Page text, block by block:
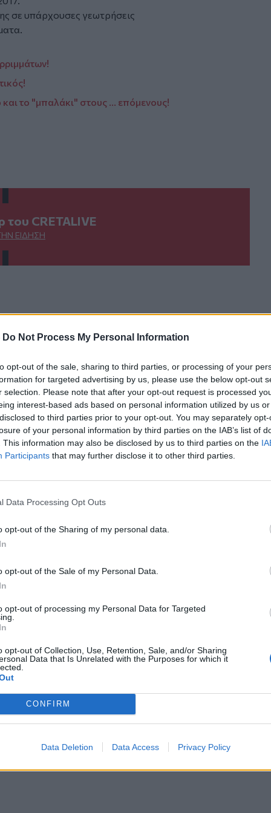
Do Not Process My Personal Information
opt-out of the sale, sharing to third parties, or processing of your
for targeted advertising by us, please use the below opt-out
selection. Please note that after your opt-out request is processed
interest-based ads based on personal information utilized by us
to third parties prior to your opt-out. You may separately
of your personal information by third parties on the IAB’s list of
This information may also be disclosed by us to third parties on the
Participants that may further disclose it to other third parties.
Data Processing Opt Outs
opt-out of the Sharing of my personal data.
opt-out of the Sale of my Personal Data.
opt-out of processing my Personal Data for Targeted
opt-out of Collection, Use, Retention, Sale, and/or Sharing
Data that Is Unrelated with the Purposes for which it
CONFIRM
Data Deletion Data Access Privacy Policy
σε υπάρχουσες γεωτρήσεις
το "μπαλάκι" στους ... επόμενους!
του CRETALIVE
ΕΊΔΗΣΗ
Θοδωρή Κατσωνόπουλου
για τον θάνατο του Θοδωρή Κατσωνόπουλου
Λασίθι: Μεγάλη φωτιά στο Καρύδι Σητείας - Μήνυμα από
Λασίθι: Μεγάλη φωτιά στο Καρύδι
Λασίθι: Μεγάλη φωτιά στο
112
μην επηρεάσει τη λειτουργία του νοσοκομείου
κυκλικός κόμβος να μην επηρεάσει τη λειτουργία του
Καιρός: Ζέστη και την Πέμπτη στην Κρήτη, έως και 36
ΚΡΗΤΗ 22:02
Καιρός: Ζέστη και την Πέμπτη στην
Καιρός: Ζέστη και την Πέμπτη
στην Κρήτη, έως και 36 βαθμούς η
θερμοκρασία!
Καστελίου:
η κατασκευή της
αιτήσεις για τον